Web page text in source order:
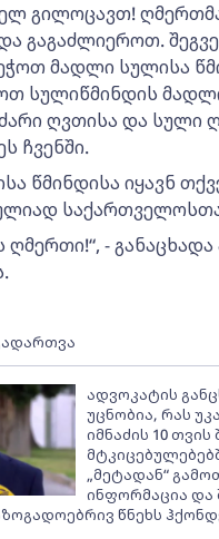
გილოცავთ!
გაგაძლიეროთ.
მადლი სულისა
სულიწმინდის
ღვთისა და სული
ჩვენში.
წმინდისა იყავნ
ღმერთი!“, -
ადვოკატის
უცნობია, რას
იმნაძის 10
„მეტადან“
ინფორმაცია და
წნეხს